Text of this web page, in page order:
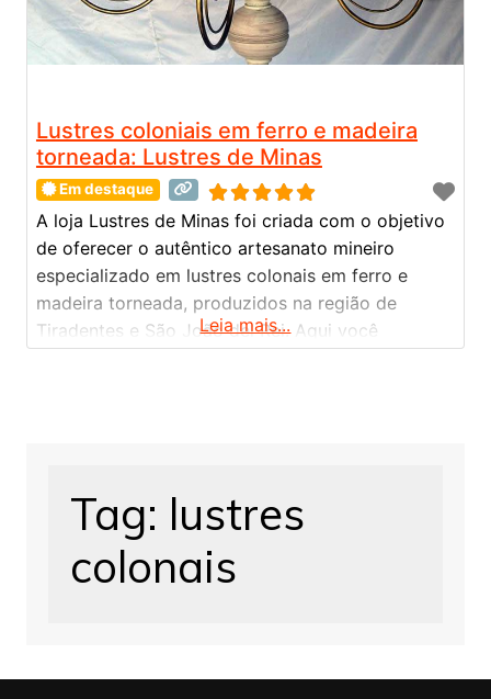
Lustres coloniais em ferro e madeira
torneada: Lustres de Minas
Em destaque
A loja Lustres de Minas foi criada com o objetivo
de oferecer o autêntico artesanato mineiro
especializado em lustres colonais em ferro e
madeira torneada, produzidos na região de
Tiradentes e São João del Rei. Aqui você
Leia mais...
Tag: lustres
colonais